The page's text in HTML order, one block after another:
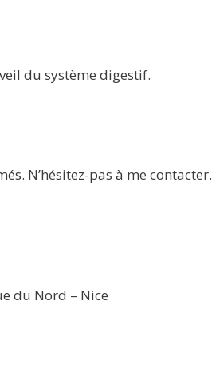
du système digestif.
N’hésitez-pas à me contacter.
du Nord – Nice